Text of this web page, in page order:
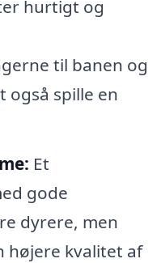
hurtigt og
til banen og
også spille en
Et
gode
dyrere, men
højere kvalitet af